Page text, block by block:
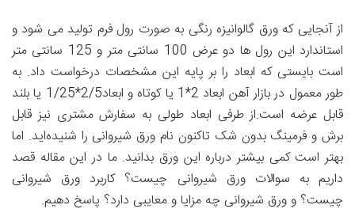
از آنجایی که ورق گالوانیزه رنگی به صورت رول فرم تولید می شود و
استاندارد این رول ها دو عرض 100 سانتی متر و 125 سانتی متر
است بایستی که ابعاد را بر پایه این مشخصات درخواست داد. به
طور معمول در بازار آهن ابعاد 2*1 یا کوتاه و ابعاد2/5*1/25 یا بلند
قابل عرضه است.از طرفی ابعاد طولی به سفارش مشتری نیز قابل
برش و فرمینگ بدون شک تاکنون نام ورق شیروانی را شنیده‌اید. اما
بهتر است کمی بیشتر درباره‌ این ورق بدانید. ما در این مقاله قصد
داریم به سوالات ورق شیروانی چیست؟ کاربرد ورق شیروانی
چیست؟ و ورق شیروانی چه مزایا و معایبی دارد؟ پاسخ دهیم.